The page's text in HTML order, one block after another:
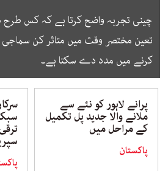
چینی تجربہ واضح کرتا ہے کہ کس
تعین مختصر وقت میں متاثر کن
کرنے میں مدد دے سکتا ہے۔
پرانے لاہور کو نئے سے
ملانے والا جدید پل تکمیل
کے مراحل میں
پاکستان